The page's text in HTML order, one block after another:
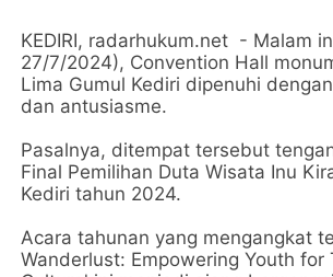
KEDIRI, radarhukum.net - Malam
27/7/2024), Convention Hall
Lima Gumul Kediri dipenuhi
dan antusiasme.
Pasalnya, ditempat tersebut
Final Pemilihan Duta Wisata Inu
Kediri tahun 2024.
Acara tahunan yang mengangkat
Wanderlust: Empowering Youth for